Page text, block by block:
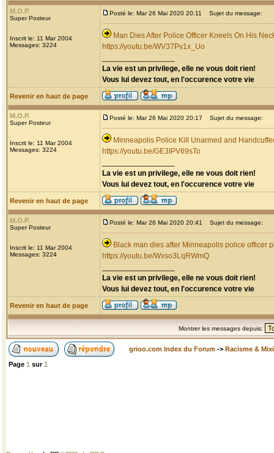
M.O.P.
Super Posteur
Inscrit le: 11 Mar 2004
Messages: 3224
Posté le: Mar 26 Mai 2020 20:11 Sujet du message:
Man Dies After Police Officer Kneels On His
https://youtu.be/WV37Pv1x_Uo
La vie est un privilege, elle ne vous doit rien!
Vous lui devez tout, en l'occurence votre vie
Revenir en haut de page
M.O.P.
Super Posteur
Inscrit le: 11 Mar 2004
Messages: 3224
Posté le: Mar 26 Mai 2020 20:17 Sujet du message:
Minneapolis Police Kill Unarmed and
https://youtu.be/GE3IPV69sTo
La vie est un privilege, elle ne vous doit rien!
Vous lui devez tout, en l'occurence votre vie
Revenir en haut de page
M.O.P.
Super Posteur
Inscrit le: 11 Mar 2004
Messages: 3224
Posté le: Mar 26 Mai 2020 20:41 Sujet du message:
Black man dies after Minneapolis police officer
https://youtu.be/Wxso3LqRWmQ
La vie est un privilege, elle ne vous doit rien!
Vous lui devez tout, en l'occurence votre vie
Revenir en haut de page
Montrer les messages depuis:
grioo.com Index du Forum -> Racisme &
Page 1 sur1